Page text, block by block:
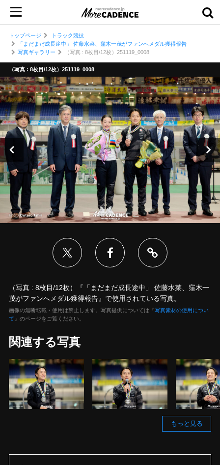
トップページ
トラック競技
「まだまだ成長途中」 佐藤水菜、窪木一茂がファンへメダル獲得報告
写真ギャラリー
（写真 : 8枚目/12枚）251119_0008
（写真 : 8枚目/12枚）251119_0008
（写真 : 8枚目/12枚）『「まだまだ成長途中」 佐藤水菜、窪木一
茂がファンへメダル獲得報告』で使用されている写真。
画像の無断転載・使用は禁止します。写真提供については『写真素材の使用につい
て 』のページをご覧ください。
関連する写真
もっと見る